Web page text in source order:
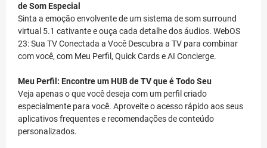
de Som Especial
Sinta a emoção envolvente de um sistema de som surround
virtual 5.1 cativante e ouça cada detalhe dos áudios. WebOS
23: Sua TV Conectada a Você Descubra a TV para combinar
com você, com Meu Perfil, Quick Cards e AI Concierge.
Meu Perfil: Encontre um HUB de TV que é Todo Seu
Veja apenas o que você deseja com um perfil criado
especialmente para você. Aproveite o acesso rápido aos seus
aplicativos frequentes e recomendações de conteúdo
personalizados.